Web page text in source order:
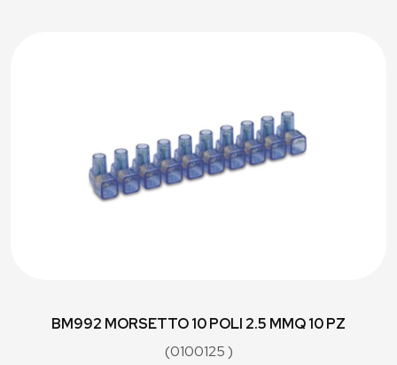
BM992 MORSETTO 10 POLI 2.5 MMQ 10 PZ
(0100125 )